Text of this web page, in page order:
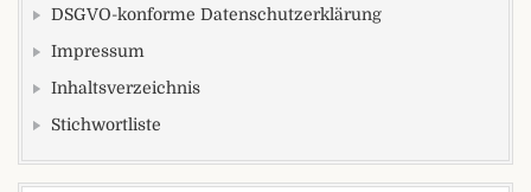
DSGVO-konforme Datenschutzerklärung
Impressum
Inhaltsverzeichnis
Stichwortliste